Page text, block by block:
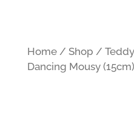
Home/ Shop /
Dancing Mousy (15cm)